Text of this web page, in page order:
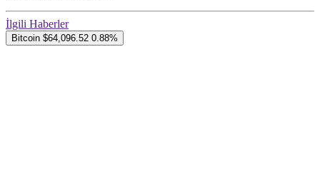
İlgili Haberler
Bitcoin $64,096.52 0.88%